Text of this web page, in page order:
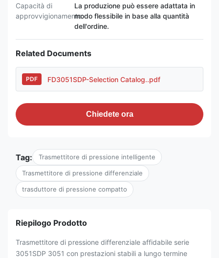
Capacità di
approvvigionamento:
La produzione può essere adattata in
modo flessibile in base alla quantità
dell'ordine.
Related Documents
PDF FD3051SDP-Selection Catalog..pdf
Chiedete ora
Tag: Trasmettitore di pressione intelligente
Trasmettitore di pressione differenziale
trasduttore di pressione compatto
Riepilogo Prodotto
Trasmettitore di pressione differenziale affidabile serie
3051SDP 3051 con prestazioni stabili a lungo termine